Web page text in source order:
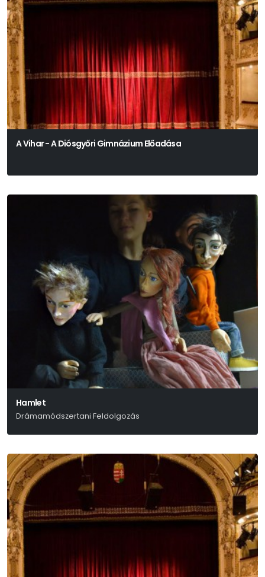
A Vihar - A Diósgyőri Gimnázium Előadása
Hamlet
Drámamódszertani Feldolgozás